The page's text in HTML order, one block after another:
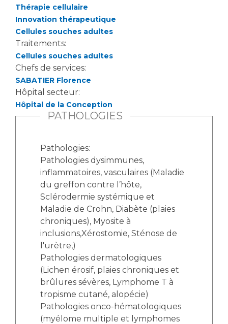
Culture à l'hôpital
Laïcité et cultes
Les associations
Livret d'accueil
Salon des familles
Transports sanitaires
Vos droits, vos devoirs
Handi 13
Pôle Médecine Physique et Réadaptation
Accueil sourds et malentendants
Charte Romain Jacob
Mouvement Parcours Handicap 13
Activité physique
Cancer
Chercheurs
La recherche clinique à l'AP-HM
Les structures de recherche
Écoles et Instituts de Formation
Professionnels de santé
Adresser un patient
Réseaux de soins
Adresser un examen au Laboratoire de Biologie
Médicale
Radiologie / Imagerie
Cancérologie
Les pôles d'activité médicale
Anatomie et Cytologie Pathologiques
Adresser un examen au Laboratoire d'Infectiologie
Thérapie cellulaire
Innovation thérapeutique
Cellules souches adultes
Traitements:
Cellules souches adultes
Chefs de services:
SABATIER Florence
Hôpital secteur:
Hôpital de la Conception
PATHOLOGIES
Pathologies:
Pathologies dysimmunes,
inflammatoires, vasculaires (Maladie
du greffon contre l’hôte,
Sclérodermie systémique et
Maladie de Crohn, Diabète (plaies
chroniques), Myosite à
inclusions,Xérostomie, Sténose de
l'urètre,)
Pathologies dermatologiques
(Lichen érosif, plaies chroniques et
brûlures sévères, Lymphome T à
tropisme cutané, alopécie)
Pathologies onco-hématologiques
(myélome multiple et lymphomes